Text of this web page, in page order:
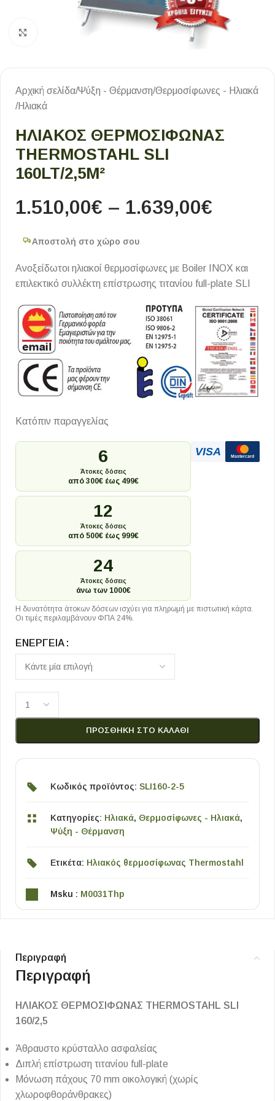
Κλικ για μεγέθυνση
Αρχική σελίδα/Ψύξη - Θέρμανση/Θερμοσίφωνες - Ηλιακά
/Ηλιακά
ΗΛΙΑΚΟΣ ΘΕΡΜΟΣΙΦΩΝΑΣ
THERMOSTAHL SLI
160LT/2,5M²
1.510,00€ – 1.639,00€
Αποστολή στο χώρο σου
Ανοξείδωτοι ηλιακοί θερμοσίφωνες με Boiler INOX και
επιλεκτικό συλλέκτη επίστρωσης τιτανίου full-plate SLI
Κατόπιν παραγγελίας
6
Άτοκες δόσεις
από 300€ έως 499€
12
Άτοκες δόσεις
από 500€ έως 999€
24
Άτοκες δόσεις
άνω των 1000€
VISA Mastercard
Η δυνατότητα άτοκων δόσεων ισχύει για πληρωμή με πιστωτική κάρτα.
Οι τιμές περιλαμβάνουν ΦΠΑ 24%.
ΕΝΈΡΓΕΙΑ
ΠΡΟΣΘΉΚΗ ΣΤΟ ΚΑΛΆΘΙ
Κωδικός προϊόντος: SLI160-2-5
Κατηγορίες: Ηλιακά, Θερμοσίφωνες - Ηλιακά,
Ψύξη - Θέρμανση
Ετικέτα: Ηλιακός θερμοσίφωνας Thermostahl
Msku : M0031Thp
Περιγραφή
Περιγραφή
ΗΛΙΑΚΟΣ ΘΕΡΜΟΣΙΦΩΝΑΣ THERMOSTAHL SLI
160/2,5
Άθραυστο κρύσταλλο ασφαλείας
Διπλή επίστρωση τιτανίου full-plate
Μόνωση πάχους 70 mm οικολογική (χωρίς
χλωροφθοράνθρακες)